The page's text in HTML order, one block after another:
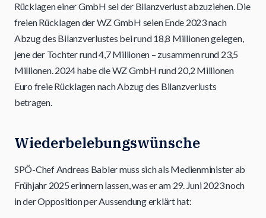
Rücklagen einer GmbH sei der Bilanzverlust abzuziehen. Die
freien Rücklagen der WZ GmbH seien Ende 2023 nach
Abzug des Bilanzverlustes bei rund 18,8 Millionen gelegen,
jene der Tochter rund 4,7 Millionen – zusammen rund 23,5
Millionen. 2024 habe die WZ GmbH rund 20,2 Millionen
Euro freie Rücklagen nach Abzug des Bilanzverlusts
betragen.
Wiederbelebungswünsche
SPÖ-Chef Andreas Babler muss sich als Medienminister ab
Frühjahr 2025 erinnern lassen, was er am 29. Juni 2023 noch
in der Opposition per Aussendung erklärt hat: